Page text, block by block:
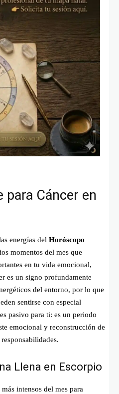
para Cáncer en
energías del Horóscopo
momentos del mes que
en tu vida emocional,
es un signo profundamente
del entorno, por lo que
sentirse con especial
pasivo para ti: es un periodo
emocional y reconstrucción de
Llena en Escorpio
intensos del mes para